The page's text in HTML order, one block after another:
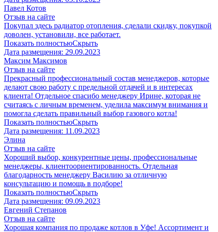
Павел Котов
Отзыв на сайте
Покупал здесь радиатор отопления, сделали скидку, покупкой
доволен, установили, все работает.
Показать полностьюСкрыть
Дата размещения: 29.09.2023
Максим Максимов
Отзыв на сайте
Прекрасный профессиональный состав менеджеров, которые
делают свою работу с предельной отдачей и в интересах
клиента! Отдельное спасибо менеджеру Ирине, которая не
считаясь с личным временем, уделила максимум внимания и
помогла сделать правильный выбор газового котла!
Показать полностьюСкрыть
Дата размещения: 11.09.2023
Элина
Отзыв на сайте
Хороший выбор, конкурентные цены, профессиональные
менеджеры, клиентоориентированность. Отдельная
благодарность менеджеру Василию за отличную
консультацию и помощь в подборе!
Показать полностьюСкрыть
Дата размещения: 09.09.2023
Евгений Степанов
Отзыв на сайте
Хорошая компания по продаже котлов в Уфе! Ассортимент и